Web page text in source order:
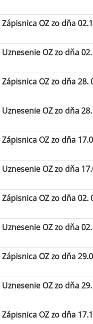
Zápisnica OZ zo dňa
Uznesenie OZ zo dňa
Zápisnica OZ zo dňa 28.
Uznesenie OZ zo dňa
Zápisnica OZ zo dňa
Uznesenie OZ zo dňa
Zápisnica OZ zo dňa 02.
Uznesenie OZ zo dňa
Zápisnica OZ zo dňa
Uznesenie OZ zo dňa
Zápisnica OZ zo dňa